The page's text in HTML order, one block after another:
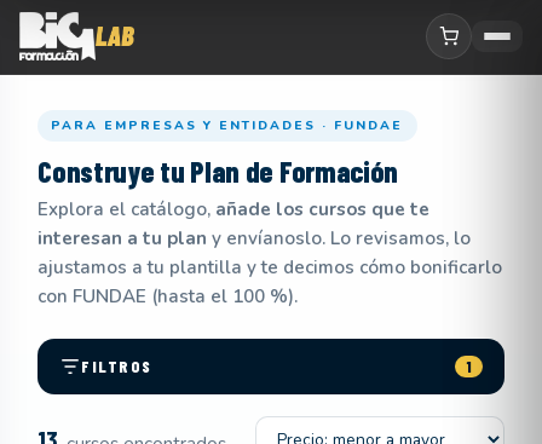
PARA EMPRESAS Y ENTIDADES · FUNDAE
Construye tu Plan de Formación
Explora el catálogo, añade los cursos que te
interesan a tu plan y envíanoslo. Lo revisamos, lo
ajustamos a tu plantilla y te decimos cómo bonificarlo
con FUNDAE (hasta el 100 %).
FILTROS 1
Ordenar por